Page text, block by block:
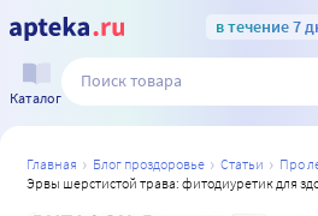
в течение 7
Каталог
главная блог проздоровье статьи
про
эрвы шерстистой трава: фитодиуретик для